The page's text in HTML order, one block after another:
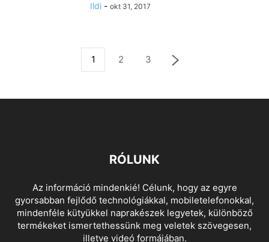
Ildi - okt 31, 2017
1 2 3
RÓLUNK
Az információ mindenkié! Célunk, hogy az egyre
gyorsabban fejlődő technológiákkal, mobiletelefonokkal,
mindenféle kütyükkel naprakészek legyetek, különböző
termékeket ismertethessünk meg veletek szövegesen,
illetve videó formájában.